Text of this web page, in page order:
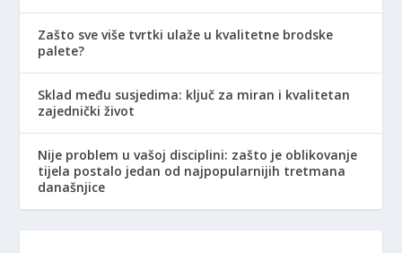
Zašto sve više tvrtki ulaže u kvalitetne brodske
palete?
Sklad među susjedima: ključ za miran i kvalitetan
zajednički život
Nije problem u vašoj disciplini: zašto je oblikovanje
tijela postalo jedan od najpopularnijih tretmana
današnjice